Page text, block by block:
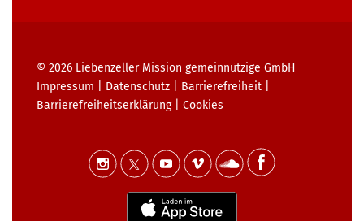
© 2026 Liebenzeller Mission gemeinnützige GmbH
Impressum
Datenschutz Barrierefreiheit
Barrierefreiheits­erklärung| Cookies